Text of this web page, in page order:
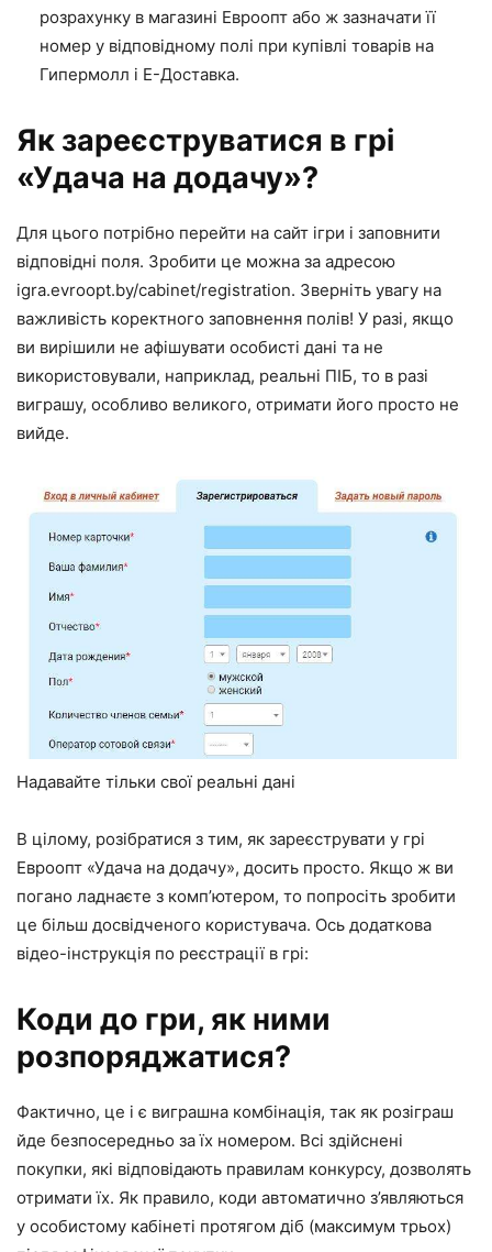
розрахунку в магазині Евроопт або ж зазначати її
номер у відповідному полі при купівлі товарів на
Гипермолл і Е-Доставка.
Як зареєструватися в грі
«Удача на додачу»?
Для цього потрібно перейти на сайт ігри і заповнити
відповідні поля. Зробити це можна за адресою
igra.evroopt.by/cabinet/registration. Зверніть увагу на
важливість коректного заповнення полів! У разі, якщо
ви вирішили не афішувати особисті дані та не
використовували, наприклад, реальні ПІБ, то в разі
виграшу, особливо великого, отримати його просто не
вийде.
Надавайте тільки свої реальні дані
В цілому, розібратися з тим, як зареєструвати у грі
Евроопт «Удача на додачу», досить просто. Якщо ж ви
погано ладнаєте з комп’ютером, то попросіть зробити
це більш досвідченого користувача. Ось додаткова
відео-інструкція по реєстрації в грі:
Коди до гри, як ними
розпоряджатися?
Фактично, це і є виграшна комбінація, так як розіграш
йде безпосередньо за їх номером. Всі здійснені
покупки, які відповідають правилам конкурсу, дозволять
отримати їх. Як правило, коди автоматично з’являються
у особистому кабінеті протягом діб (максимум трьох)